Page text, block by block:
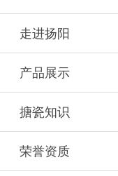
走进扬阳
产品展示
搪瓷知识
荣誉资质